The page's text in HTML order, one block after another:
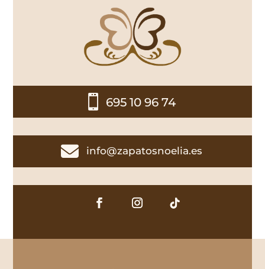
 695 10 96 74
 info@zapatosnoelia.es